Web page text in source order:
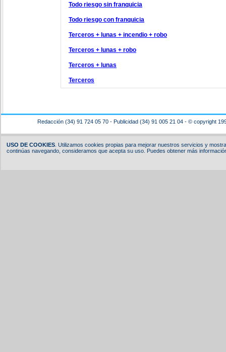
Todo riesgo sin franquicia
Todo riesgo con franquicia
Terceros + lunas + incendio + robo
Terceros + lunas + robo
Terceros + lunas
Terceros
Redacción (34) 91 724 05 70 - Publicidad (34) 91 005 21 04 - © copyright
USO DE COOKIES. Utilizamos cookies propias para mejorar nuestros servicios y
continúas navegando, consideramos que acepta su uso. Puedes obtener más